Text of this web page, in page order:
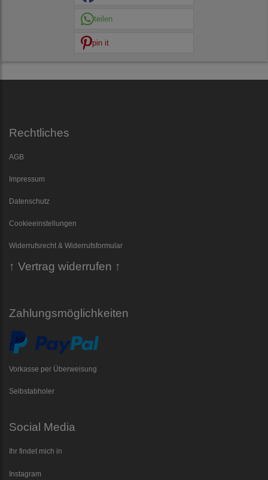
teilen
pin it
Rechtliches
AGB
Impressum
Datenschutz
Cookieeinstellungen
Widerrufsrecht & Widerrufsformular
↑ Vertrag widerrufen ↑
Zahlungsmöglichkeiten
Vorkasse per Überweisung
Selbstabholer
Social Media
Ihr findet mich in
Instagram